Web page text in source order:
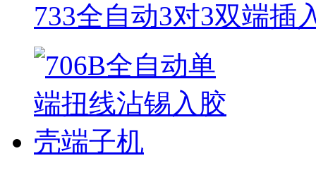
733全自动3对3双端插